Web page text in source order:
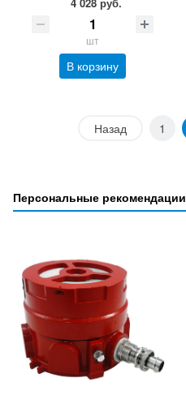
шт
В корзину
Назад 1
Персональные рекомендации